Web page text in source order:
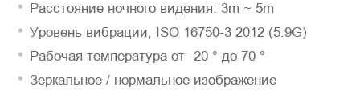
Расстояние ночного видения: 3m ~ 5m
Уровень вибрации, ISO 16750-3 2012 (5.9G)
Рабочая температура от -20 ° до 70 °
Зеркальное / нормальное изображение